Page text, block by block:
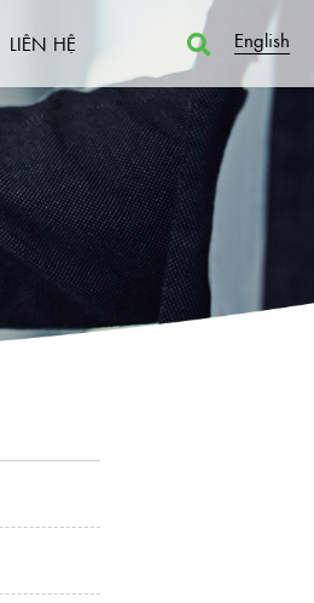
LIÊN HỆ English